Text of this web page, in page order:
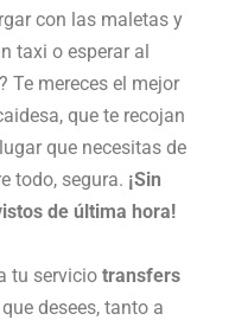
con las maletas y
taxi o esperar al
Te mereces el mejor
que te recojan
que necesitas de
todo, segura. ¡Sin
de última hora!
tu servicio transfers
que desees, tanto a